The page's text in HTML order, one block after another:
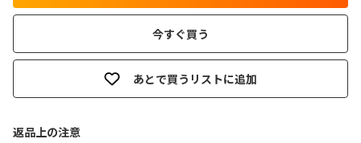
今すぐ買う
あとで買うリストに追加
返品上の注意